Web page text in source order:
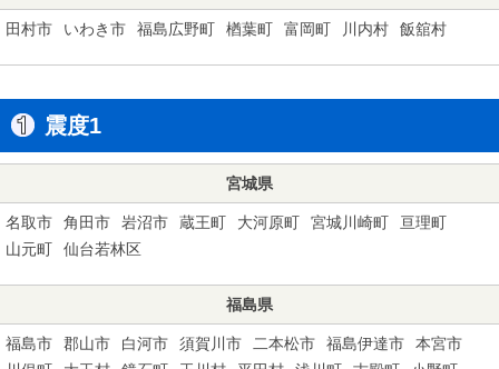
田村市 いわき市 福島広野町 楢葉町 富岡町 川内村 飯舘村
震度1
宮城県
名取市 角田市 岩沼市 蔵王町 大河原町 宮城川崎町
亘理町
山元町
仙台若林区
福島県
福島市 郡山市 白河市 須賀川市 二本松市 福島伊達市
本宮市